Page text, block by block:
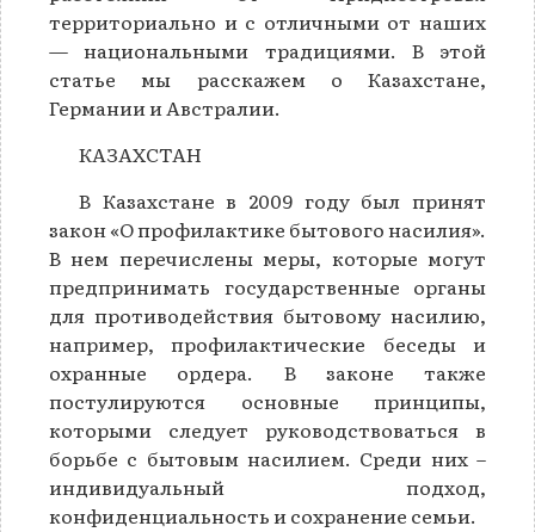
территориально и с отличными от наших
— национальными традициями. В этой
статье мы расскажем о Казахстане,
Германии и Австралии.
КАЗАХСТАН
В Казахстане в 2009 году был принят
закон «О профилактике бытового насилия».
В нем перечислены меры, которые могут
предпринимать государственные органы
для противодействия бытовому насилию,
например, профилактические беседы и
охранные ордера. В законе также
постулируются основные принципы,
которыми следует руководствоваться в
борьбе с бытовым насилием. Среди них –
индивидуальный подход,
конфиденциальность и сохранение семьи.